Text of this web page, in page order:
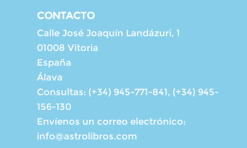
CONTACTO
Calle José Joaquín Landázuri, 1
01008 Vitoria
España
Álava
Consultas: (+34) 945-771-841, (+34) 945-
156-130
Envíenos un correo electrónico:
info@astrolibros.com